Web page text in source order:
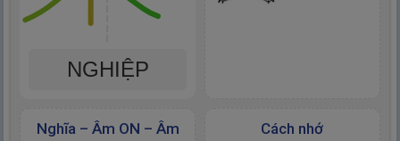
NGHIỆP
Cách nhớ
Nghĩa – Âm ON – Âm